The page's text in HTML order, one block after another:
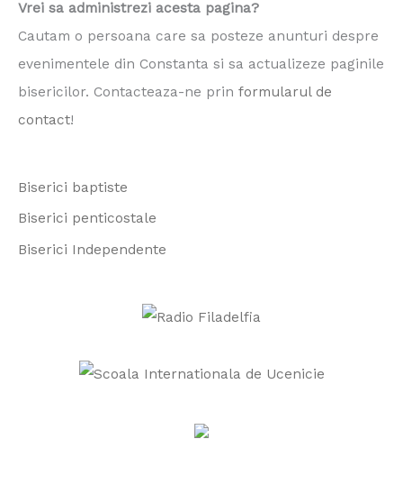
:
Vrei sa administrezi acesta pagina?
Cautam o persoana care sa posteze anunturi despre
evenimentele din Constanta si sa actualizeze paginile
bisericilor. Contacteaza-ne prin formularul de
contact!
Biserici baptiste
Biserici penticostale
Biserici Independente